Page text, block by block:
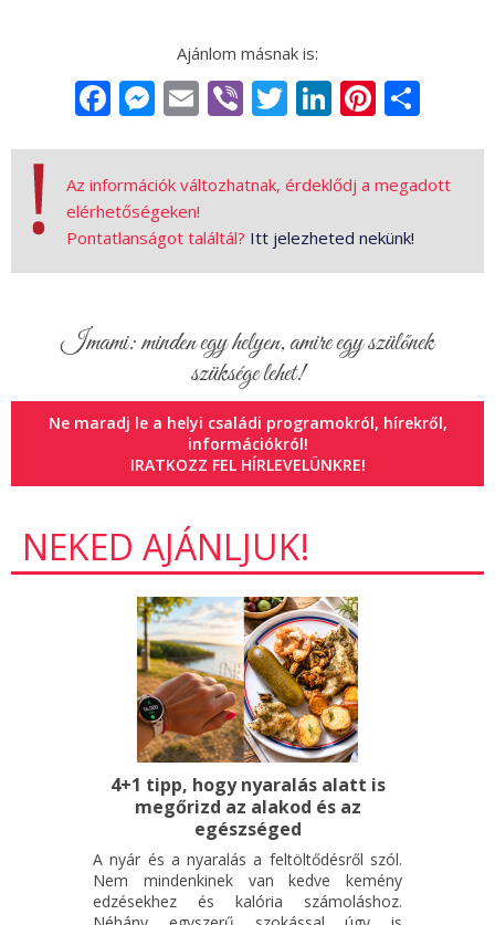
Facebook
Messenger
EmailViberTwitter
LinkedIn
Az információk változhatnak, érdeklődj a megadott
elérhetőségeken!
Pontatlanságot találtál? Itt jelezheted nekünk!
Imami: minden egy helyen, amire egy szülőnek
szüksége lehet!
Ne maradj le a helyi családi programokról, hírekről,
információkról!
IRATKOZZ FEL HÍRLEVELÜNKRE!
NEKED AJÁNLJUK!
4+1 tipp, hogy nyaralás alatt is
megőrizd az alakod és az
egészséged
A nyár és a nyaralás a feltöltődésről szól.
Nem mindenkinek van kedve kemény
edzésekhez és kalória számoláshoz.